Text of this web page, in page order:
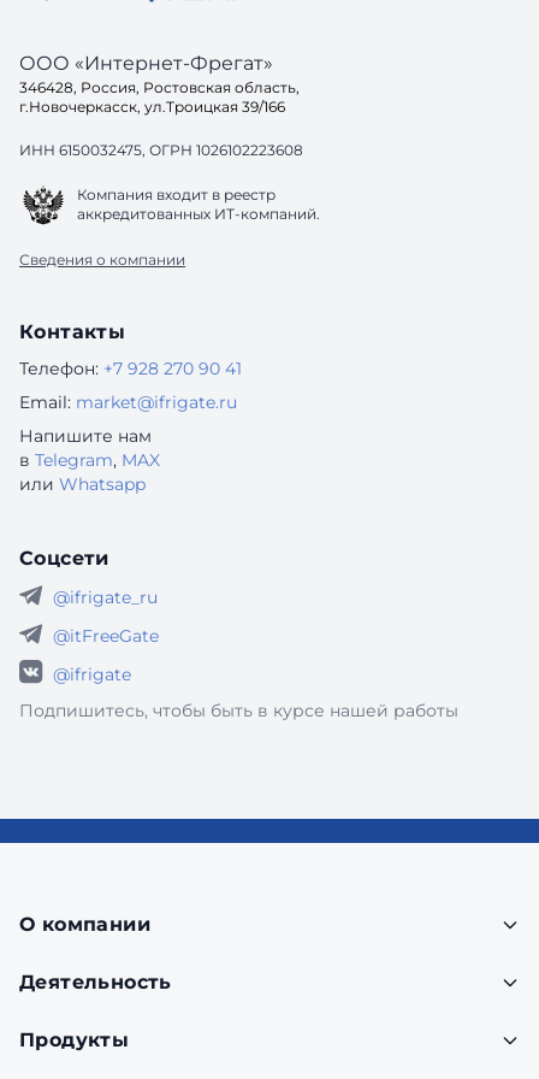
ООО «Интернет-Фрегат»
346428, Россия, Ростовская область,
г.Новочеркасск, ул.Троицкая 39/166
ИНН 6150032475, ОГРН 1026102223608
Компания входит в реестр
аккредитованных ИТ-компаний.
Сведения о компании
Контакты
Телефон: +7 928 270 90 41
Email: market@ifrigate.ru
Напишите нам
в Telegram, MAX
или Whatsapp
Соцсети
@ifrigate_ru
@itFreeGate
@ifrigate
Подпишитесь, чтобы быть в курсе нашей работы
О компании
Деятельность
Продукты